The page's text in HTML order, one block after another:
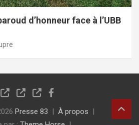
d’honneur face à l’UBB
Presse 83
À propos